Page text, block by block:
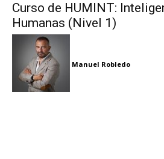
Curso de HUMINT:
Humanas (Nivel 1)
Manuel Robledo